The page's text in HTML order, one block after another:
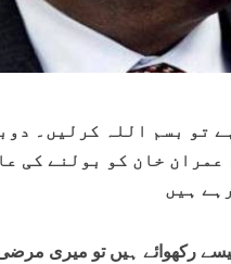
تو بسم اللہ کرلیں۔
خان کو بولنے کی
ہیں
رکھوائے ہیں تو میری